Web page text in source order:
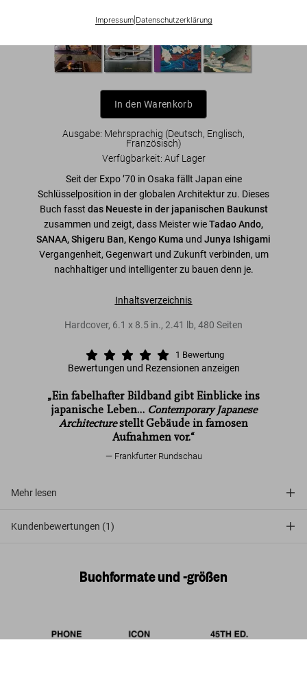
Impressum| Datenschutzerklärung
In den Warenkorb
Ausgabe: Mehrsprachig (Deutsch, Englisch,
Französisch)
Verfügbarkeit: Auf Lager
Seit der Expo ’70 in Osaka fällt Japan eine
Schlüsselposition in der globalen Architektur zu. Dieses
Buch fasst das Neueste in der japanischen Baukunst
zusammen und zeigt, dass Meister wieTadao Ando,
SANAA, Shigeru Ban, Kengo Kuma und Junya Ishigami
Vergangenheit, Gegenwart und Zukunft verbinden, um
nachhaltiger und intelligenter zu bauen denn je.
Inhaltsverzeichnis
Hardcover, 6.1 x 8.5 in., 2.41 lb, 480 Seiten
1 Bewertung
Bewertungen und Rezensionen anzeigen
„Ein fabelhafter Bildband gibt Einblicke ins
japanische Leben… Contemporary Japanese
Architecturestellt Gebäude in famosen
Aufnahmen vor.“
Frankfurter Rundschau
Mehr lesen
Kundenbewertungen (1)
Buchformate und -größen